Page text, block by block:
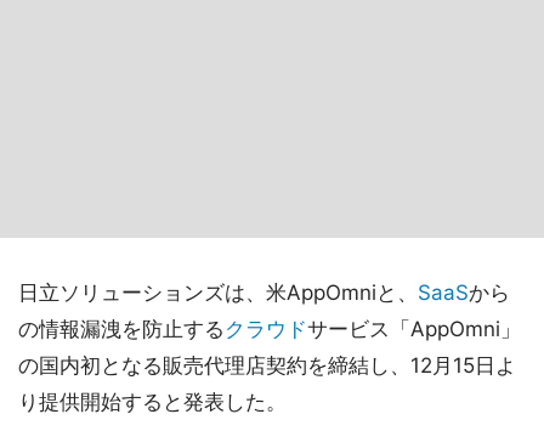
日立ソリューションズは、米AppOmniと、 SaaSから
の情報漏洩を防止する クラウドサービス「AppOmni」
の国内初となる販売代理店契約を締結し、12月15日よ
り提供開始すると発表した。